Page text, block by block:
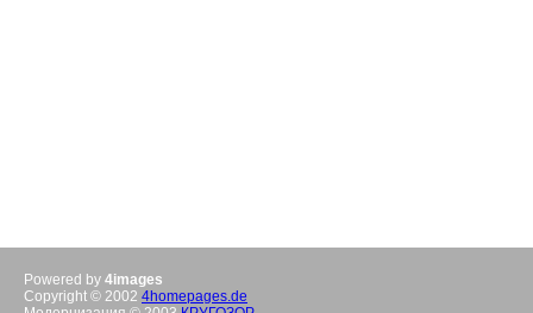
Powered by 4images
Copyright © 2002 4homepages.de